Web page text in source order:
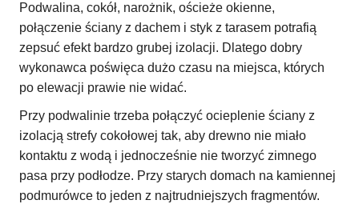
Podwalina, cokół, narożnik, ościeże okienne,
połączenie ściany z dachem i styk z tarasem potrafią
zepsuć efekt bardzo grubej izolacji. Dlatego dobry
wykonawca poświęca dużo czasu na miejsca, których
po elewacji prawie nie widać.
Przy podwalinie trzeba połączyć ocieplenie ściany z
izolacją strefy cokołowej tak, aby drewno nie miało
kontaktu z wodą i jednocześnie nie tworzyć zimnego
pasa przy podłodze. Przy starych domach na kamiennej
podmurówce to jeden z najtrudniejszych fragmentów.